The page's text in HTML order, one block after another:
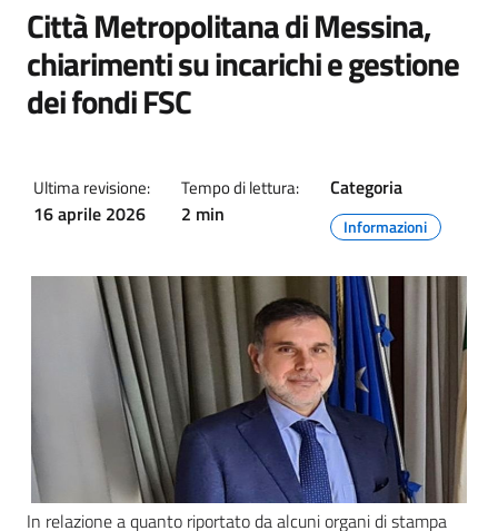
Città Metropolitana di Messina,
chiarimenti su incarichi e gestione
dei fondi FSC
Ultima revisione:
16 aprile 2026
Tempo di lettura:
2 min
Categoria
Informazioni
In relazione a quanto riportato da alcuni organi di stampa